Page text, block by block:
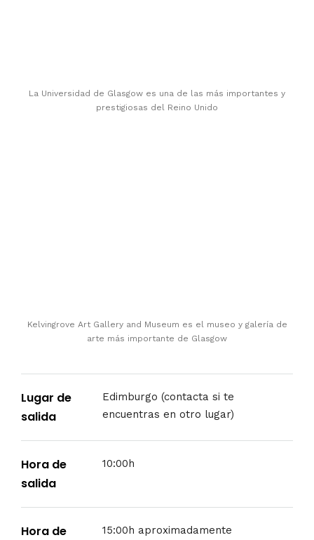
La Universidad de Glasgow es una de las más importantes y
prestigiosas del Reino Unido
Kelvingrove Art Gallery and Museum es el museo y galería de
arte más importante de Glasgow
Lugar de
salida
Edimburgo (contacta si te
encuentras en otro lugar)
Hora de
salida
10:00h
Hora de
15:00h aproximadamente